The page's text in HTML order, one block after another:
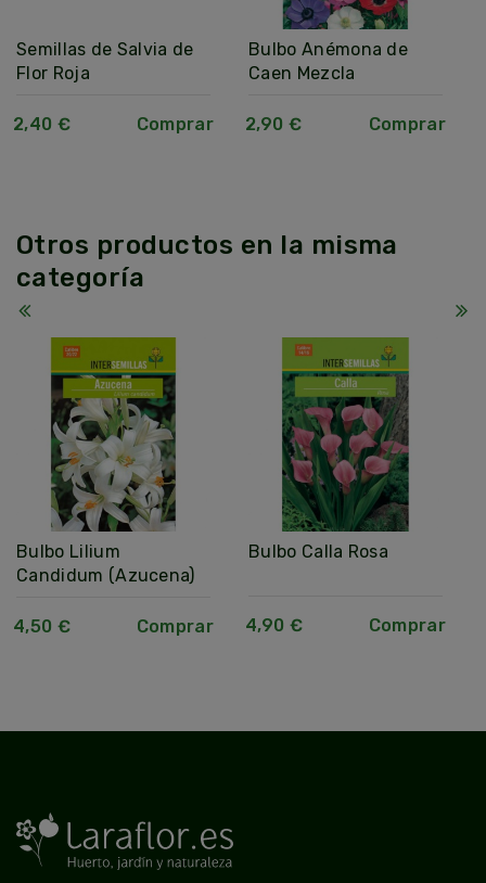
Semillas de Salvia de
Flor Roja
2,40 € Comprar
Bulbo Anémona de
Caen Mezcla
2,90 € Comprar
Otros productos en la misma
categoría
Bulbo Lilium
Candidum (Azucena)
4,50 € Comprar
Bulbo Calla Rosa
4,90 € Comprar